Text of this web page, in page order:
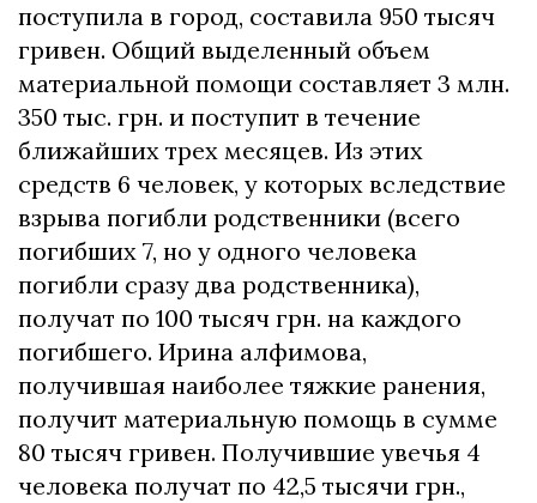
поступила в город, составила 950 тысяч
гривен. Общий выделенный объем
материальной помощи составляет 3 млн.
350 тыс. грн. и поступит в течение
ближайших трех месяцев. Из этих
средств 6 человек, у которых вследствие
взрыва погибли родственники (всего
погибших 7, но у одного человека
погибли сразу два родственника),
получат по 100 тысяч грн. на каждого
погибшего. Ирина алфимова,
получившая наиболее тяжкие ранения,
получит материальную помощь в сумме
80 тысяч гривен. Получившие увечья 4
человека получат по 42,5 тысячи грн.,